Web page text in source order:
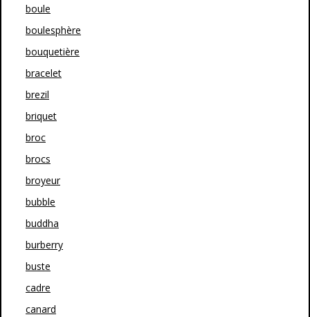
boule
boulesphère
bouquetière
bracelet
brezil
briquet
broc
brocs
broyeur
bubble
buddha
burberry
buste
cadre
canard